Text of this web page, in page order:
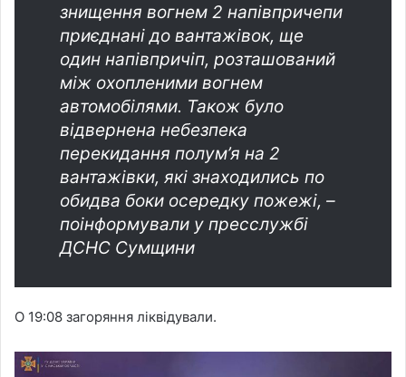
знищення вогнем 2 напівпричепи
приєднані до вантажівок, ще
один напівпричіп, розташований
між охопленими вогнем
автомобілями. Також було
відвернена небезпека
перекидання полум’я на 2
вантажівки, які знаходились по
обидва боки осередку пожежі, –
поінформували у пресслужбі
ДСНС Сумщини
О 19:08 загоряння ліквідували.